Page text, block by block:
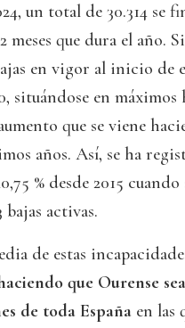
un total de 30.314 se
meses que dura el año.
en vigor al inicio de
situándose en
que se viene
años. Así, se ha
% desde 2015 cuando
bajas activas.
de estas
que Ourense
de toda España en las